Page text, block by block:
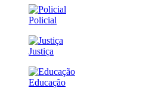
Policial
Justiça
Educação